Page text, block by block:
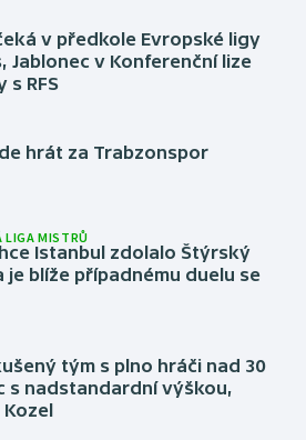
v předkole Evropské ligy
Jablonec v Konferenční lize
s RFS
hrát za Trabzonspor
LIGA MISTRŮ
Istanbul zdolalo Štýrský
je blíže případnému duelu se
tým s plno hráči nad 30
s nadstandardní výškou,